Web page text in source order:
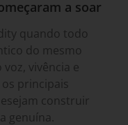
a soar
quando todo
do mesmo
vivência e
principais
construir
genuína.